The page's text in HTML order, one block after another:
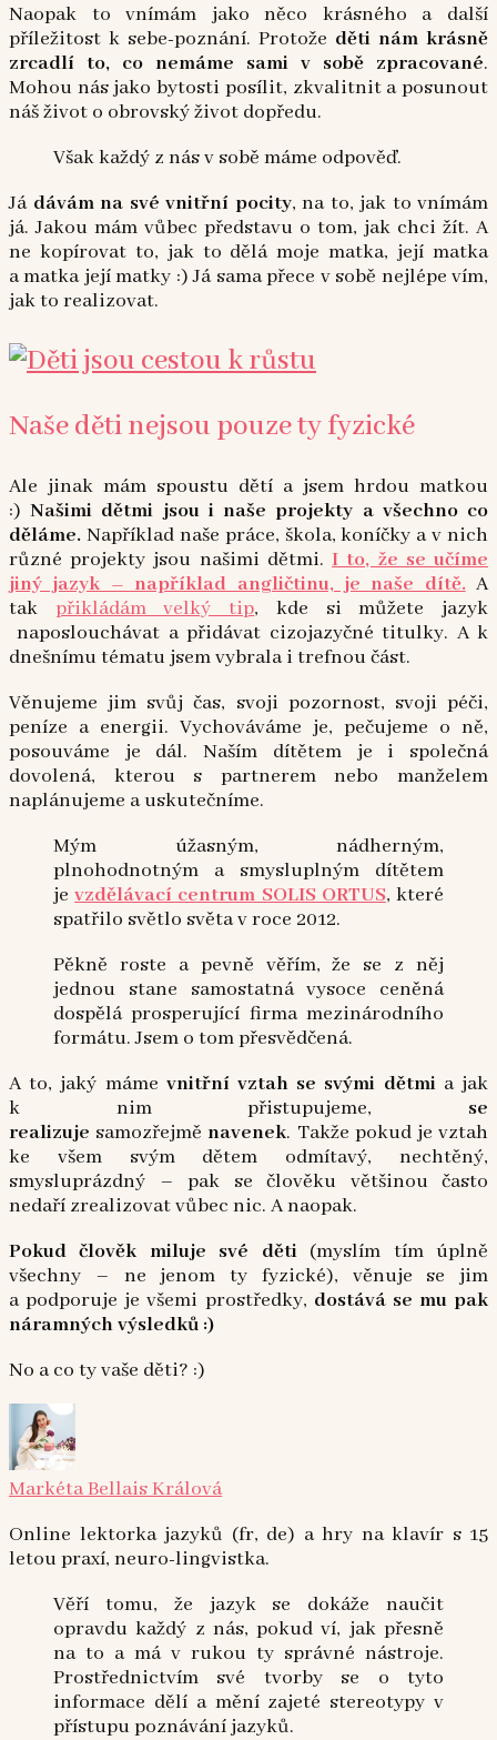
Naopak to vnímám jako něco krásného a další
příležitost k sebe-poznání. Protože děti nám krásně
zrcadlí to, co nemáme sami v sobě zpracované.
Mohou nás jako bytosti posílit, zkvalitnit a posunout
náš život o obrovský život dopředu.
Však každý z nás v sobě máme odpověď.
Já dávám na své vnitřní pocity, na to, jak to vnímám
já. Jakou mám vůbec představu o tom, jak chci žít. A
ne kopírovat to, jak to dělá moje matka, její matka
a matka její matky :) Já sama přece v sobě nejlépe vím,
jak to realizovat.
Naše děti nejsou pouze ty fyzické
Ale jinak mám spoustu dětí a jsem hrdou matkou
:)Našimi dětmi jsou i naše projekty a všechno co
děláme. Například naše práce, škola, koníčky a v nich
různé projekty jsou našimi dětmi.I to, že se učíme
jiný jazyk – například angličtinu, je naše dítě. A
tak přikládám velký tip, kde si můžete jazyk
naposlouchávat a přidávat cizojazyčné titulky. A k
dnešnímu tématu jsem vybrala i trefnou část.
Věnujeme jim svůj čas, svoji pozornost, svoji péči,
peníze a energii. Vychováváme je, pečujeme o ně,
posouváme je dál. Naším dítětem je i společná
dovolená, kterou s partnerem nebo manželem
naplánujeme a uskutečníme.
Mým úžasným, nádherným,
plnohodnotným a smysluplným dítětem
jevzdělávací centrum SOLIS ORTUS, které
spatřilo světlo světa v roce 2012.
Pěkně roste a pevně věřím, že se z něj
jednou stane samostatná vysoce ceněná
dospělá prosperující firma mezinárodního
formátu. Jsem o tom přesvědčená.
A to, jaký máme vnitřní vztah se svými dětmia jak
k nim přistupujeme, se
realizuje samozřejmě navenek. Takže pokud je vztah
ke všem svým dětem odmítavý, nechtěný,
smysluprázdný – pak se člověku většinou často
nedaří zrealizovat vůbec nic. A naopak.
Pokud člověk miluje své děti(myslím tím úplně
všechny – ne jenom ty fyzické), věnuje se jim
a podporuje je všemi prostředky, dostává se mu pak
náramných výsledků :)
No a co ty vaše děti? :)
Markéta Bellais Králová
Online lektorka jazyků (fr, de) a hry na klavír s 15
letou praxí, neuro-lingvistka.
Věří tomu, že jazyk se dokáže naučit
opravdu každý z nás, pokud ví, jak přesně
na to a má v rukou ty správné nástroje.
Prostřednictvím své tvorby se o tyto
informace dělí a mění zajeté stereotypy v
přístupu poznávání jazyků.